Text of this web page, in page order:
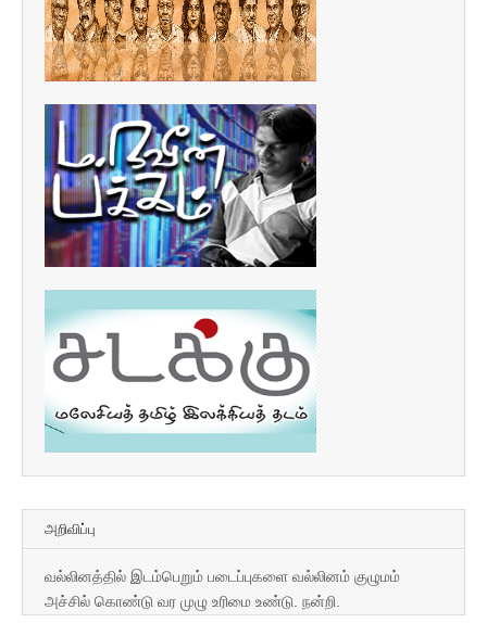
அறிவிப்பு
வல்லினத்தில் இடம்பெறும் படைப்புகளை வல்லினம் குழுமம்
அச்சில் கொண்டு வர முழு உரிமை உண்டு. நன்றி.